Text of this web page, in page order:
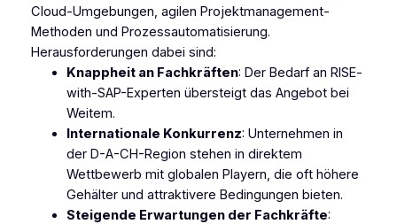
Cloud-Umgebungen, agilen Projektmanagement-
Methoden und Prozessautomatisierung.
Herausforderungen dabei sind:
Knappheit an Fachkräften: Der Bedarf an RISE-
with-SAP-Experten übersteigt das Angebot bei
Weitem.
Internationale Konkurrenz: Unternehmen in
der D-A-CH-Region stehen in direktem
Wettbewerb mit globalen Playern, die oft höhere
Gehälter und attraktivere Bedingungen bieten.
Steigende Erwartungen der Fachkräfte: